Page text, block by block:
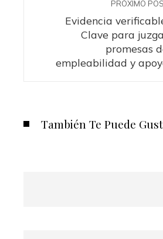
PRÓXIMO
Evidencia
Clave para
promesas
empleabilidad y
También Te Puede